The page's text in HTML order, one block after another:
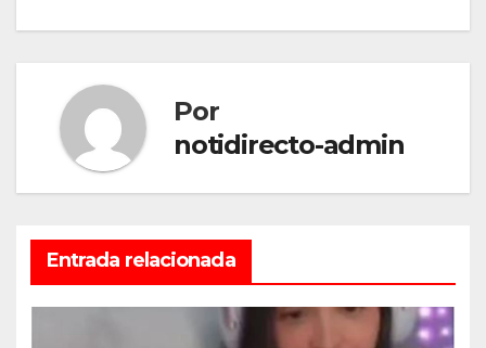
Por
notidirecto-admin
Entrada relacionada